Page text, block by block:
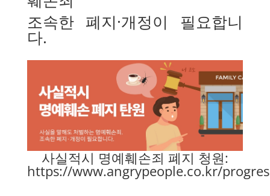
조속한 폐지·개정이 필요합니
다.
사실적시 명예훼손죄 폐지 청원:
https://www.angrypeople.co.kr/